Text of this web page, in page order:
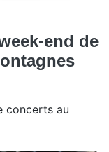
end de
concerts au